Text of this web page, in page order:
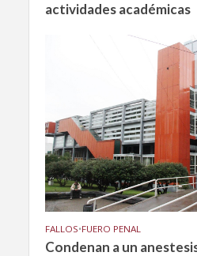
actividades académicas
FALLOS•FUERO PENAL
Condenan a un